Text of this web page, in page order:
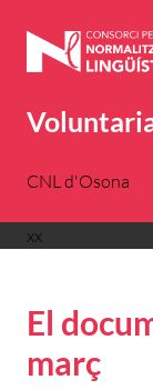
CNL d'Osona
xx
El
març